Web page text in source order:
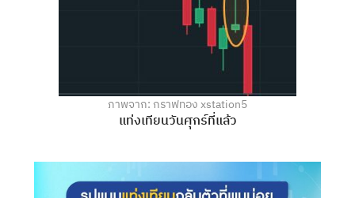
ภาพจาก: กราฟทอง xstation5
แท่งเทียนวันศุกร์ที่แล้ว